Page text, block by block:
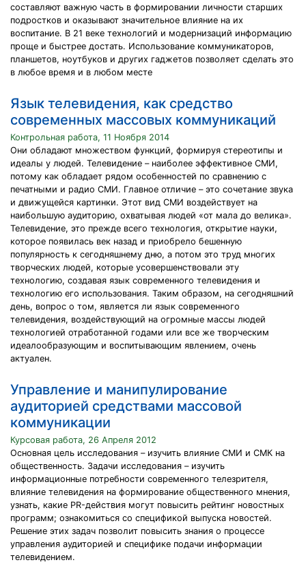
составляют важную часть в формировании личности старших
подростков и оказывают значительное влияние на их
воспитание. В 21 веке технологий и модернизаций информацию
проще и быстрее достать. Использование коммуникаторов,
планшетов, ноутбуков и других гаджетов позволяет сделать это
в любое время и в любом месте
Язык телевидения, как средство
современных массовых коммуникаций
Контрольная работа, 11 Ноября 2014
Они обладают множеством функций, формируя стереотипы и
идеалы у людей. Телевидение – наиболее эффективное СМИ,
потому как обладает рядом особенностей по сравнению с
печатными и радио СМИ. Главное отличие – это сочетание звука
и движущейся картинки. Этот вид СМИ воздействует на
наибольшую аудиторию, охватывая людей «от мала до велика».
Телевидение, это прежде всего технология, открытие науки,
которое появилась век назад и приобрело бешенную
популярность к сегодняшнему дню, а потом это труд многих
творческих людей, которые усовершенствовали эту
технологию, создавая язык современного телевидения и
технологию его использования. Таким образом, на сегодняшний
день, вопрос о том, является ли язык современного
телевидения, воздействующий на огромные массы людей
технологией отработанной годами или все же творческим
идеалообразующим и воспитывающим явлением, очень
актуален.
Управление и манипулирование
аудиторией средствами массовой
коммуникации
Курсовая работа, 26 Апреля 2012
Основная цель исследования – изучить влияние СМИ и СМК на
общественность. Задачи исследования – изучить
информационные потребности современного телезрителя,
влияние телевидения на формирование общественного мнения,
узнать, какие PR-действия могут повысить рейтинг новостных
программ; ознакомиться со спецификой выпуска новостей.
Решение этих задач позволит повысить знания о процессе
управления аудиторией и специфике подачи информации
телевидением.